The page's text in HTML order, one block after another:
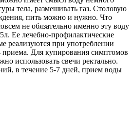
тела, размешивать газ. Столовую
пить можно и нужно. Что
не обязательно именно эту воду
Ее лечебно-профилактические
реализуются при употреблении
приема. Для купирования симптомов
использовать свечи ректально.
в течение 5-7 дней, прием воды